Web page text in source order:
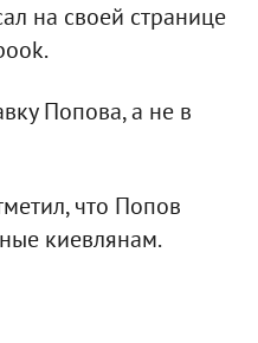
на своей странице
Попова, а не в
что Попов
киевлянам.